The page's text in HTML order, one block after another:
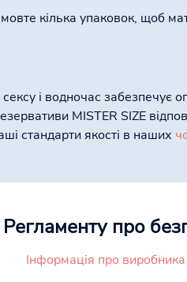
кілька упаковок, щоб
і водночас
MISTER SIZE
стандарти якості в наших
Регламенту про
Інформація про виробника